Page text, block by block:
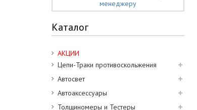
менеджеру
Каталог
АКЦИИ
Цепи-Траки противоскольжения
Автосвет
Автоаксессуары
Толщиномеры и Тестеры